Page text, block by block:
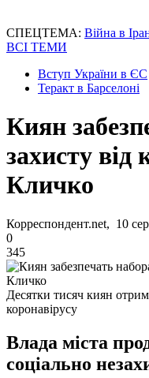
СПЕЦТЕМА: Війна в
ВСІ ТЕМИ
Вступ України в ЄС
Теракт в Барселоні
Киян
захисту від
Кличко
Корреспондент.net, 10
0
345
Десятки тисяч киян
коронавірусу
Влада міста
соціально